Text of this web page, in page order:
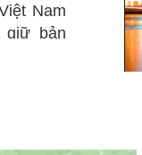
Nam
giữ bản